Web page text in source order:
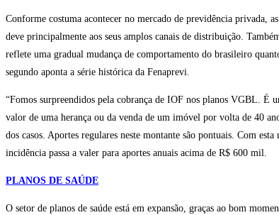
Conforme costuma acontecer no mercado de previdência privada,
deve principalmente aos seus amplos canais de distribuição.
reflete uma gradual mudança de comportamento do brasileiro
segundo aponta a série histórica da Fenaprevi.
“Fomos surpreendidos pela cobrança de IOF nos planos VGBL. É
valor de uma herança ou da venda de um imóvel por volta de 40
dos casos. Aportes regulares neste montante são pontuais. Com
incidência passa a valer para aportes anuais acima de R$ 600 mil.
PLANOS DE SAÚDE
O setor de planos de saúde está em expansão, graças ao bom